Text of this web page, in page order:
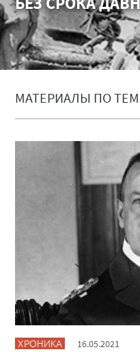
МАТЕРИАЛЫ ПО
ХРОНИКА 16.05.2021